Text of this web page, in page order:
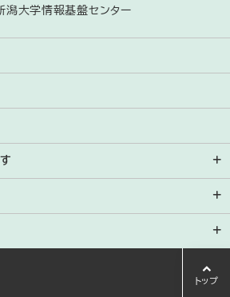
潟大学情報基盤センター
トップ